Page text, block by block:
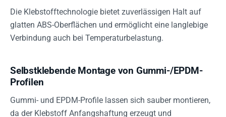
Die Klebstofftechnologie bietet zuverlässigen Halt auf
glatten ABS-Oberflächen und ermöglicht eine langlebige
Verbindung auch bei Temperaturbelastung.
Selbstklebende Montage von Gummi-/EPDM-
Profilen
Gummi- und EPDM-Profile lassen sich sauber montieren,
da der Klebstoff Anfangshaftung erzeugt und